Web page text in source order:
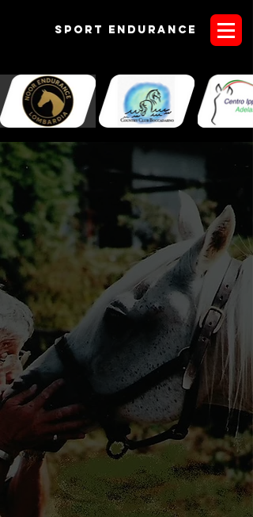
Sport endurANCE